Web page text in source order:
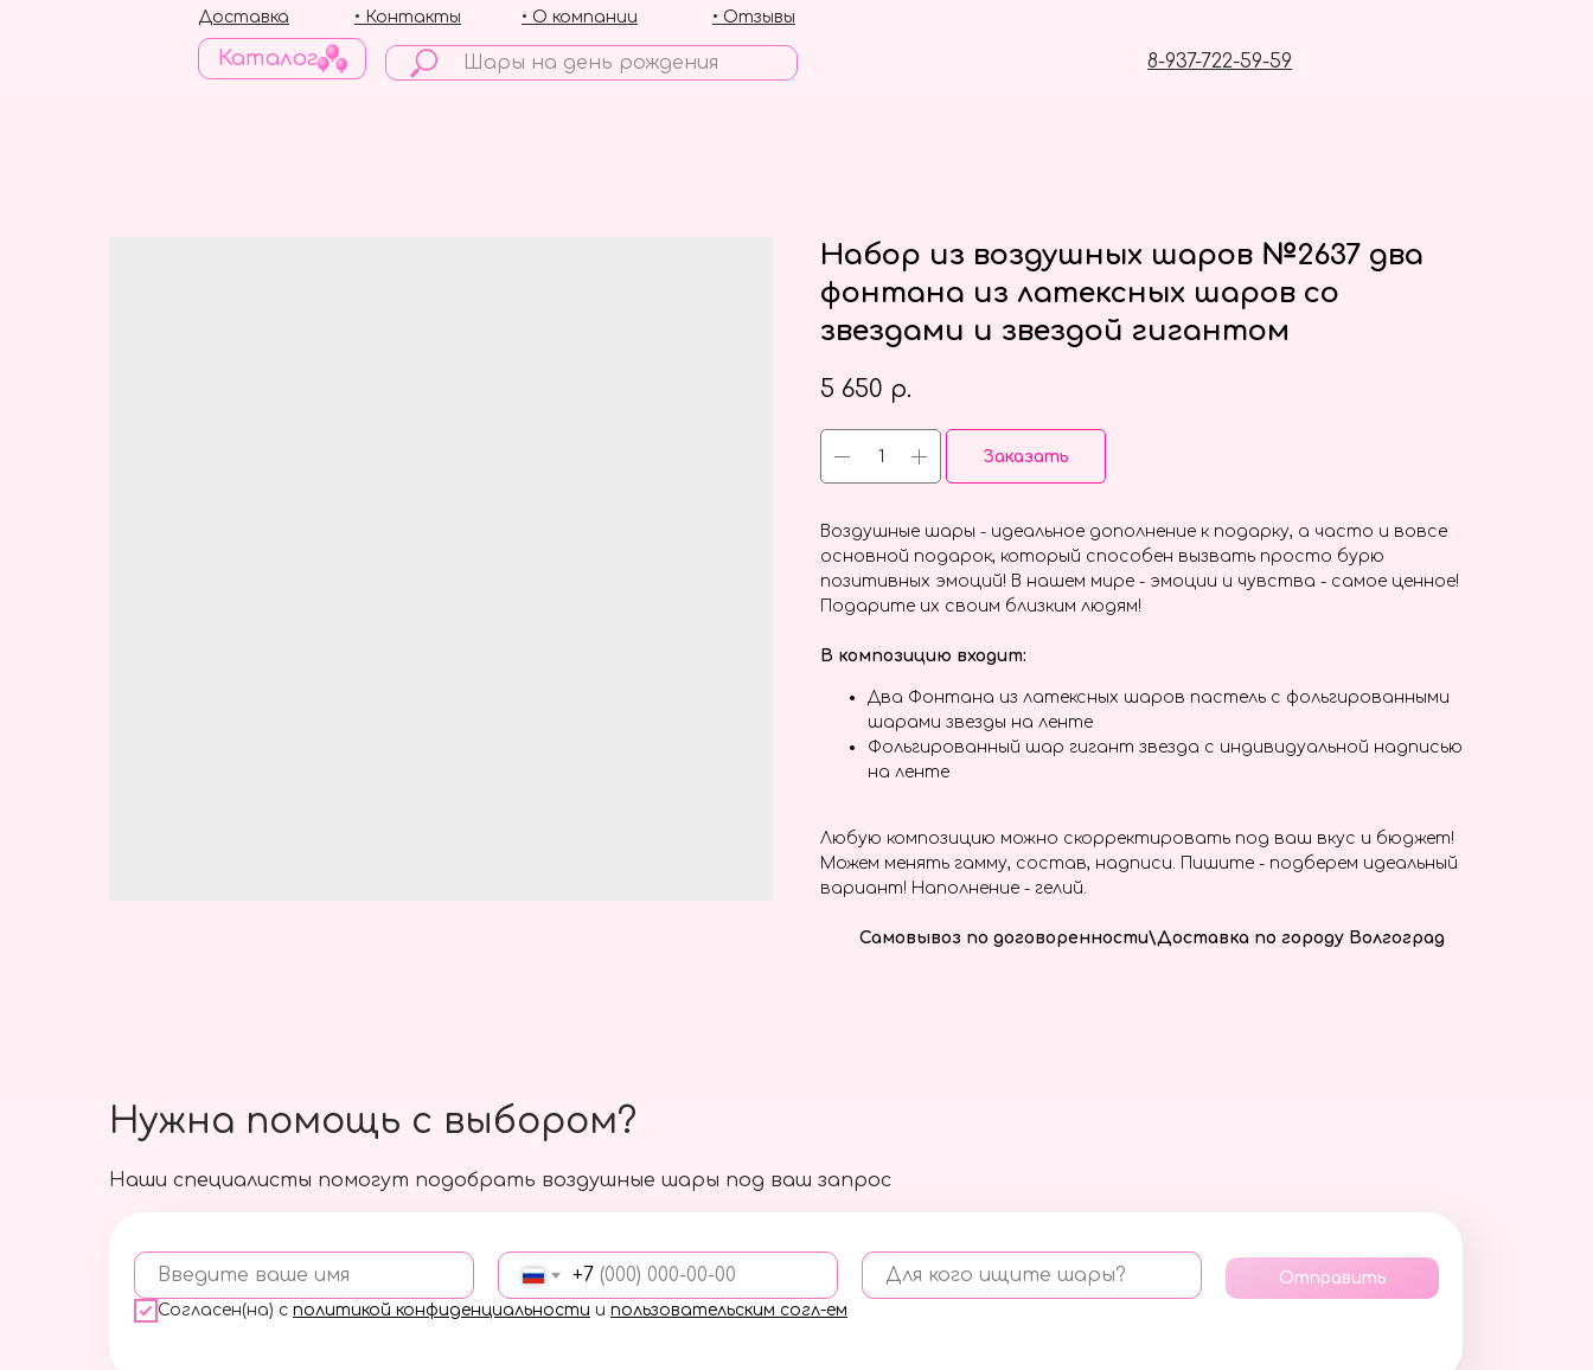
Каталог 8-937-722-59-59
• Отзывы
• О компании
• Контакты
Доставка
Набор из воздушных шаров №2637 два
фонтана из латексных шаров со
звездами и звездой гигантом
5 650 р.
Заказать
Воздушные шары - идеальное дополнение к подарку, а часто и вовсе
основной подарок, который способен вызвать просто бурю
позитивных эмоций! В нашем мире - эмоции и чувства - самое ценное!
Подарите их своим близким людям!
В композицию входит:
Два Фонтана из латексных шаров пастель с фольгированными
шарами звезды на ленте
Фольгированный шар гигант звезда с индивидуальной надписью
на ленте
Любую композицию можно скорректировать под ваш вкус и бюджет!
Можем менять гамму, состав, надписи. Пишите - подберем идеальный
вариант! Наполнение - гелий.
Самовывоз по договоренности\Доставка по городу Волгоград
Наши специалисты помогут подобрать воздушные шары под ваш запрос
Введите ваше имя +7 Для кого ищите шары?
Согласен(на) с политикой конфиденциальности и пользовательским согл-ем
Отправить
Нужна помощь с выбором?